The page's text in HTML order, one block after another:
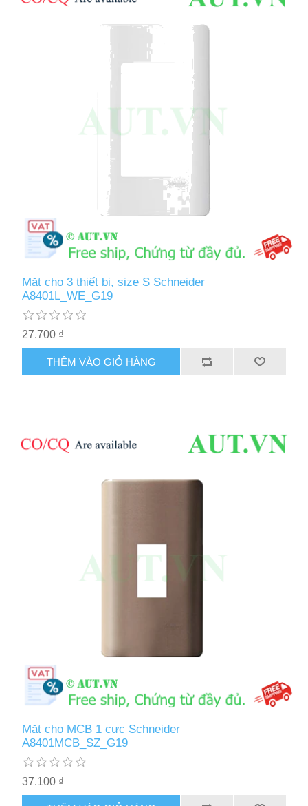
Mặt cho 3 thiết bị, size S Schneider
A8401L_WE_G19
27.700 ₫
THÊM VÀO GIỎ HÀNG
Mặt cho MCB 1 cực Schneider
A8401MCB_SZ_G19
37.100 ₫